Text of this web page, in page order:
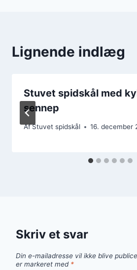
Lignende indlæg
Stuvet spidskål med
sennep
AfStuvet spidskål 16. december
Skriv et svar
Din e-mailadresse vil ikke blive
er markeret med *